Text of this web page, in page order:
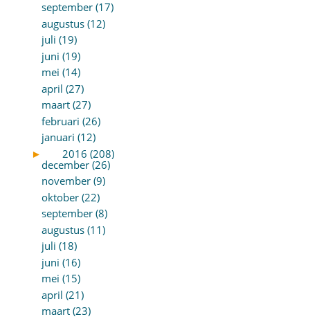
september (17)
augustus (12)
juli (19)
juni (19)
mei (14)
april (27)
maart (27)
februari (26)
januari (12)
►
2016 (208)
december (26)
november (9)
oktober (22)
september (8)
augustus (11)
juli (18)
juni (16)
mei (15)
april (21)
maart (23)